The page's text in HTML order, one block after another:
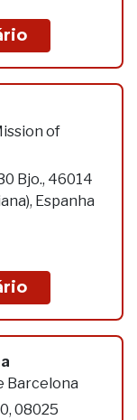
of
Bjo., 46014
Espanha
Barcelona
08025